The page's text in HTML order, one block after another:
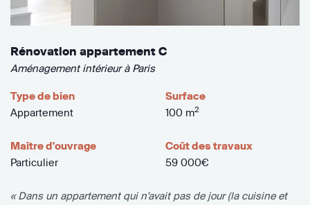
Rénovation appartement C
Aménagement intérieur à Paris
Type de bien
Appartement
Surface
100 m2
Maître d'ouvrage
Particulier
Coût des travaux
59 000€
« Dans un appartement qui n'avait pas de jour (la cuisine et